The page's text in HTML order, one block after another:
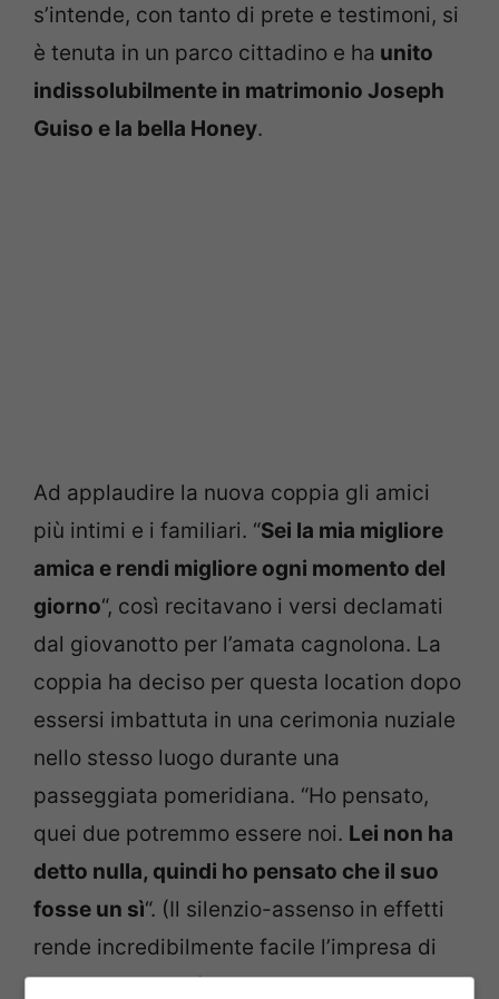
s’intende, con tanto di prete e testimoni, si
è tenuta in un parco cittadino e ha unito
indissolubilmente in matrimonio Joseph
Guiso e la bella Honey.
Ad applaudire la nuova coppia gli amici
più intimi e i familiari. “Sei la mia migliore
amica e rendi migliore ogni momento del
giorno“, così recitavano i versi declamati
dal giovanotto per l’amata cagnolona. La
coppia ha deciso per questa location dopo
essersi imbattuta in una cerimonia nuziale
nello stesso luogo durante una
passeggiata pomeridiana. “Ho pensato,
quei due potremmo essere noi. Lei non ha
detto nulla, quindi ho pensato che il suo
fosse un sì“. (Il silenzio-assenso in effetti
rende incredibilmente facile l’impresa di
sposare un cane).